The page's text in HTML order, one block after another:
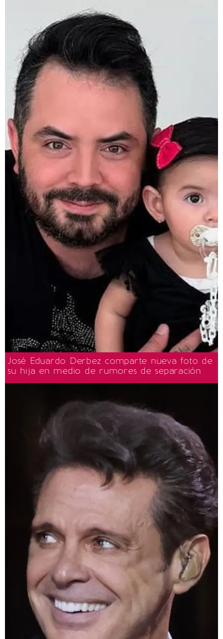
José Eduardo Derbez comparte nueva foto de
su hija en medio de rumores de separación